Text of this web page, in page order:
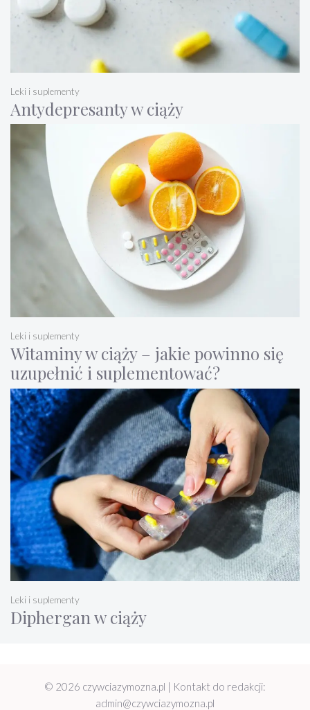
Antydepresanty w ciąży
Leki i suplementy
Witaminy w ciąży – jakie powinno się
uzupełnić i suplementować?
Leki i suplementy
Diphergan w ciąży
Leki i suplementy
© 2026 czywciazymozna.pl | Kontakt do redakcji:
admin@czywciazymozna.pl